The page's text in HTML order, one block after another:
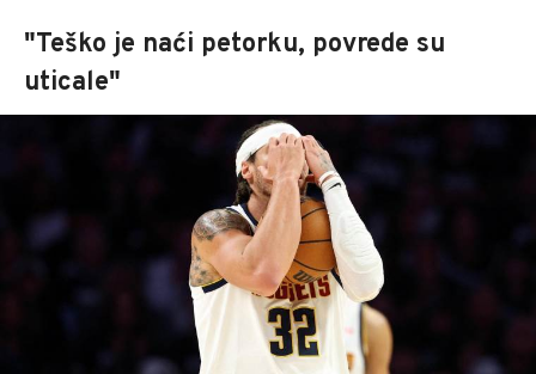
"Teško je naći petorku, povrede su
uticale"